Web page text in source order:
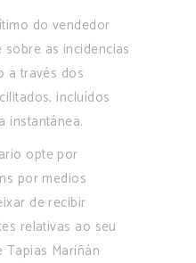
do vendedor
as incidencias
a través dos
incluídos
instantánea.
opte por
por medios
de recibir
relativas ao seu
Mariñán